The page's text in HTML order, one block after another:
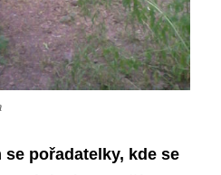
pořadatelky, kde se